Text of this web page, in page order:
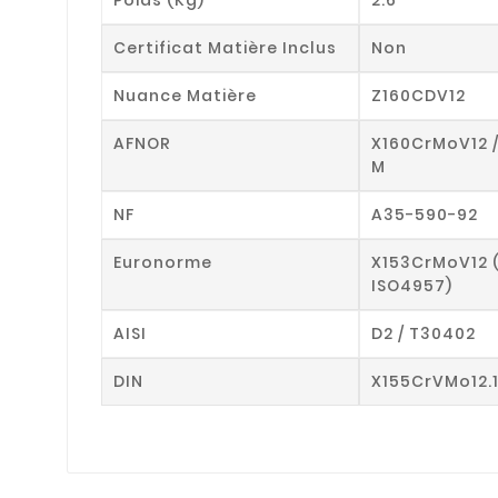
Certificat Matière Inclus Non
Nuance Matière Z160CDV12
AFNOR
X160CrMoV12
M
NF A35-590-92
Euronorme
X153CrMoV12
ISO4957)
AISI D2 / T30402
DIN X155CrVMo12.1